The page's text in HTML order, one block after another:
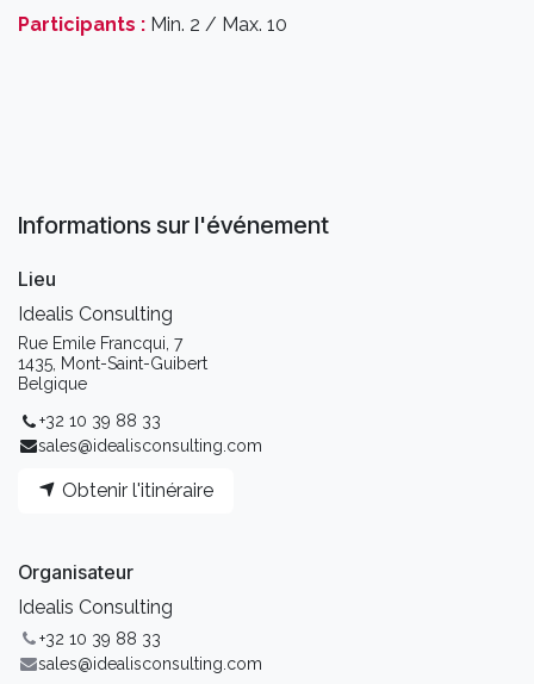
Participants : Min. 2 / Max. 10
Informations sur l'événement
Lieu
Idealis Consulting
Rue Emile Francqui, 7
1435, Mont-Saint-Guibert
Belgique
+32 10 39 88 33
sales@idealisconsulting.com
Obtenir l'itinéraire
Organisateur
Idealis Consulting
+32 10 39 88 33
sales@idealisconsulting.com